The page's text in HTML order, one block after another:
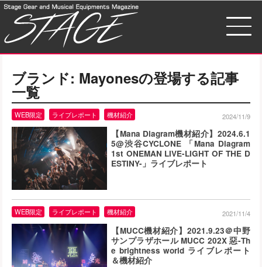
ブランド: Mayonesの登場する記事
一覧
【Mana Diagram機材紹介】2024.6.1
5@渋谷CYCLONE 「Mana Diagram
1st ONEMAN LIVE-LIGHT OF THE D
ESTINY-」ライブレポート
WEB限定 ライブレポート 機材紹介 2024/11/9
【MUCC機材紹介】2021.9.23＠中野
サンプラザホール MUCC 202X 惡-Th
e brightness world ライブレポート
＆機材紹介
WEB限定 ライブレポート 機材紹介 2021/11/4